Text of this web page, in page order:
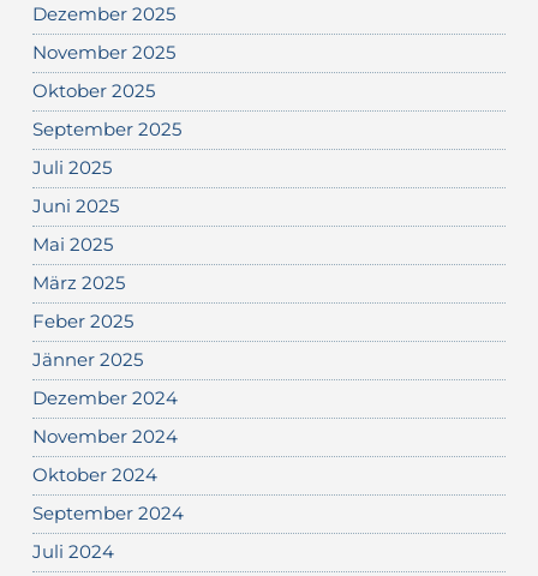
Dezember 2025
November 2025
Oktober 2025
September 2025
Juli 2025
Juni 2025
Mai 2025
März 2025
Feber 2025
Jänner 2025
Dezember 2024
November 2024
Oktober 2024
September 2024
Juli 2024